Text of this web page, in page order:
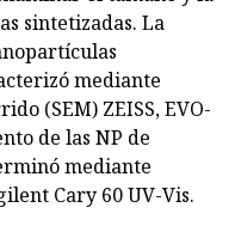
sintetizadas. La
mediante
(SEM) ZEISS, EVO-
de las NP de
mediante
Cary 60 UV-Vis.